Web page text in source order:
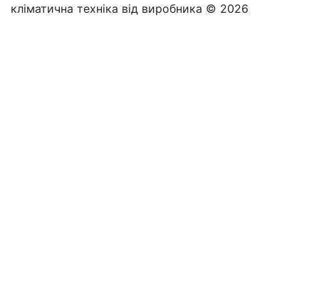
кліматична техніка від виробника © 2026